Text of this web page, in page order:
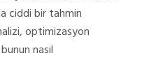
ciddi bir tahmin
optimizasyon
nasıl